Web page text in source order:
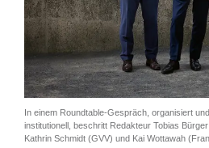
In einem Roundtable-Gespräch, organisiert
institutionell, beschritt Redakteur Tobias
Kathrin Schmidt (GVV) und Kai Wottawah